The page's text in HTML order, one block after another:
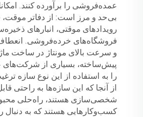
عمده‌فروشی را برآورده کنند.
بی‌حد و مرز است: از دفاتر
رویدادهای موقتی، انبارهای
فروشگاه‌های خرده‌فروشی.
و سرعت بالای مونتاژ در ساخت
پیش‌ساخته، بسیاری از
را به استفاده از این نوع سازه
از آنجا که این سازه‌ها به راحتی
شخصی‌سازی هستند، راه‌حلی
کسب‌وکارهایی هستند که به